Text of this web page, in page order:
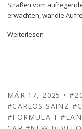
Straßen vom
erwachten, war die
Weiterlesen
MÄR 17, 2025 •
#CARLOS SAINZ
#FORMULA 1